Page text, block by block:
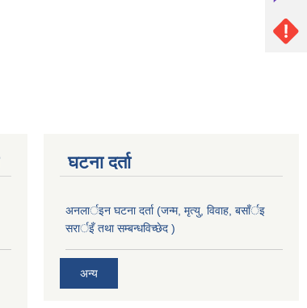
घटना दर्ता
अनलार्इन घटना दर्ता (जन्म, मृत्यु, विवाह, बसाँर्इ
सरार्इँ तथा सम्बन्धविच्छेद )
अन्य